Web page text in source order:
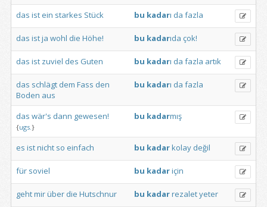
das ist ein starkes Stück bu kadarı da fazla
das istja wohl die Höhe! bu kadarıda çok!
das ist zuviel des Guten bu kadarı da fazla artık
das schlägt dem Fass den
Boden aus
bu kadarı da fazla
das wär's dann gewesen!
{ugs.}
bu kadarmış
es istnicht so einfach bu kadarkolay değil
für soviel bu kadariçin
gehtmirüber die Hutschnur bu kadarrezaletyeter